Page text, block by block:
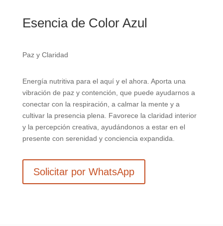
Esencia de Color Azul
Paz y Claridad
Energía nutritiva para el aquí y el ahora. Aporta una
vibración de paz y contención, que puede ayudarnos a
conectar con la respiración, a calmar la mente y a
cultivar la presencia plena. Favorece la claridad interior
y la percepción creativa, ayudándonos a estar en el
presente con serenidad y conciencia expandida.
Solicitar por WhatsApp